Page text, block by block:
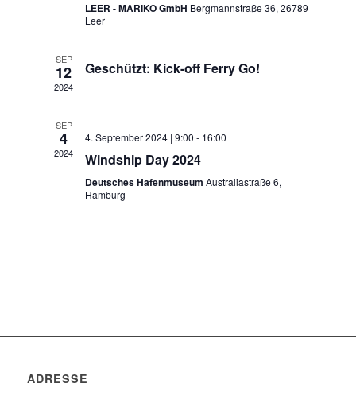
LEER - MARIKO GmbH Bergmannstraße 36, 26789
Leer
SEP
12
2024
Geschützt: Kick-off Ferry Go!
SEP
4
2024
4. September 2024 | 9:00 - 16:00
Windship Day 2024
Deutsches HafenmuseumAustraliastraße 6,
Hamburg
ADRESSE